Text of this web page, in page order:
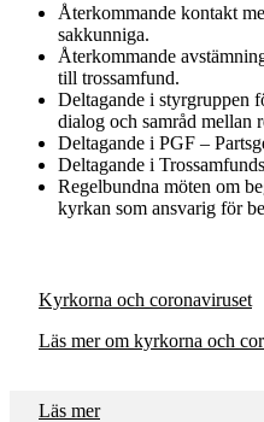
Återkommande kontakt
sakkunniga.
Återkommande
till trossamfund.
Deltagande i styrgruppen
dialog och samråd mellan
Deltagande i PGF –
Deltagande i
Regelbundna möten om
kyrkan som ansvarig för
Kyrkorna och coronaviruset
Läs mer om kyrkorna och
Läs mer